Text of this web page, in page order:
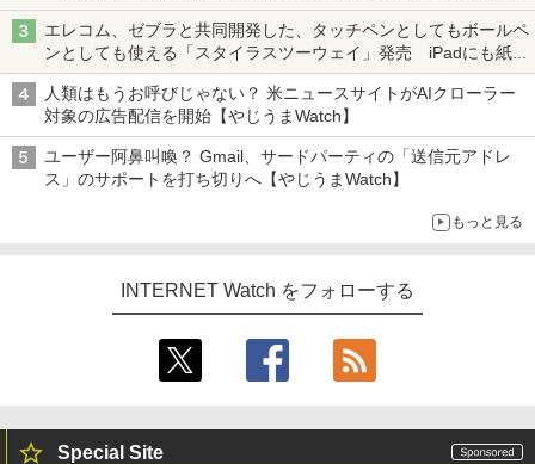
真や映像を使った投資詐欺などへの対策として
エレコム、ゼブラと共同開発した、タッチペンとしてもボールペ
ンとしても使える「スタイラスツーウェイ」発売 iPadにも紙に
も、持ち替えずに書き込める
人類はもうお呼びじゃない？ 米ニュースサイトがAIクローラー
対象の広告配信を開始【やじうまWatch】
ユーザー阿鼻叫喚？ Gmail、サードパーティの「送信元アドレ
ス」のサポートを打ち切りへ【やじうまWatch】
もっと見る
INTERNET Watch をフォローする
Special Site